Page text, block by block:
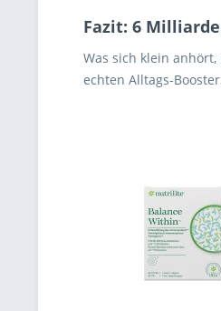
Fazit: 6
Was sich klein
echten Alltags-